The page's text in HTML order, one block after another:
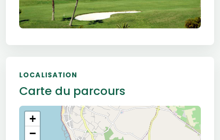
LOCALISATION
Carte du parcours
+
−